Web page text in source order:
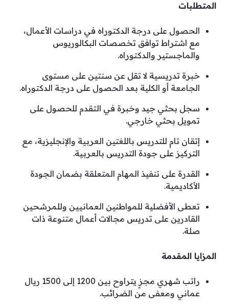
المتطلبات
الحصول على درجة الدكتوراه في دراسات الأعمال،
مع اشتراط توافق تخصصات البكالوريوس
والماجستير والدكتوراه.
خبرة تدريسية لا تقل عن سنتين على مستوى
الجامعة أو الكلية بعد الحصول على درجة الدكتوراه.
سجل بحثي جيد وخبرة في التقدم للحصول على
تمويل بحثي خارجي.
إتقان تام للتدريس باللغتين العربية والإنجليزية، مع
التركيز على جودة التدريس بالعربية.
القدرة على تنفيذ المهام المتعلقة بضمان الجودة
الأكاديمية.
تعطى الأفضلية للمواطنين العمانيين وللمرشحين
القادرين على تدريس مجالات أعمال متنوعة ذات
صلة.
المزايا المقدمة
راتب شهري مجزٍ يتراوح بين 1200 إلى 1500 ريال
عماني ومعفى من الضرائب.